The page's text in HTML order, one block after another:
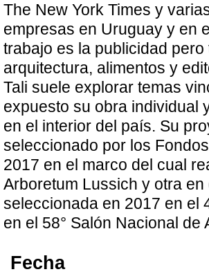
The New York Times y
empresas en Uruguay y en
trabajo es la publicidad
arquitectura, alimentos y
Tali suele explorar temas
expuesto su obra individual
en el interior del país. Su
seleccionado por los
2017 en el marco del cual
Arboretum Lussich y otra
seleccionada en 2017 en el
en el 58° Salón Nacional de
Fecha